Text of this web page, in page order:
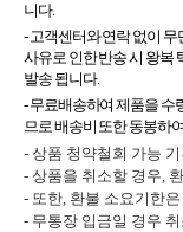
니다.
- 고객센터와 연락 없이
사유로 인한 반송 시 왕복
발송 됩니다.
- 무료배송하여 제품을 수
므로 배송비 또한 동봉하
- 상품 청약철회 가능
- 상품을 취소할 경우,
- 또한, 환불 소요기한
- 무통장 입금일 경우